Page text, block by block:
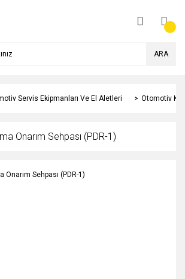
ARA
Servis Ekipmanları Ve El Aletleri Otomotiv
Onarım Sehpası (PDR-1)